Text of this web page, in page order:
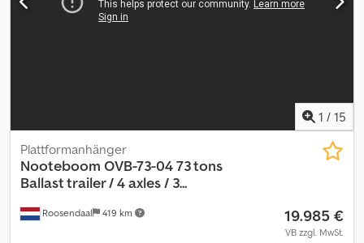
1 / 15
Roosendaal 419 km
Plattformanhänger
Nooteboom OVB-73-04 73 tons
Ballast trailer / 4 axles / 3...
19.985 €
VB zzgl. MwSt.